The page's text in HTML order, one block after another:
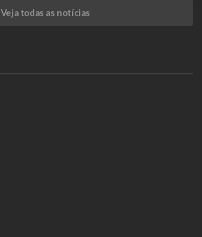
Veja todas as notícias